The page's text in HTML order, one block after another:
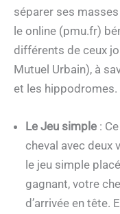
séparer ses
le online (pmu.fr)
différents de ceux
Mutuel Urbain), à
et les hippodromes.
Le Jeu simple :
cheval avec deux
le jeu simple
gagnant, votre
d’arrivée en tête.